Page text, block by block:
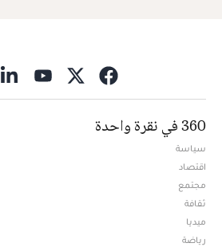
360 في نقرة واحدة
سياسة
اقتصاد
مجتمع
ثقافة
ميديا
رياضة